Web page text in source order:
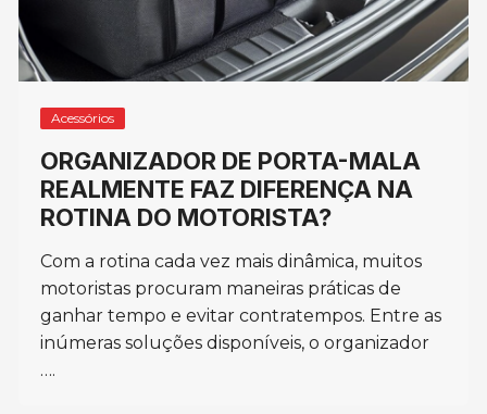
Acessórios
ORGANIZADOR DE PORTA-MALA
REALMENTE FAZ DIFERENÇA NA
ROTINA DO MOTORISTA?
Com a rotina cada vez mais dinâmica, muitos
motoristas procuram maneiras práticas de
ganhar tempo e evitar contratempos. Entre as
inúmeras soluções disponíveis, o organizador
….